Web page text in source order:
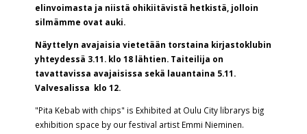
elinvoimasta ja niistä ohikiitävistä hetkistä, jolloin
silmämme ovat auki.
Näyttelyn avajaisia vietetään torstaina kirjastoklubin
yhteydessä 3.11. klo 18 lähtien. Taiteilija on
tavattavissa avajaisissa sekä lauantaina 5.11.
Valvesalissa klo 12.
"Pita Kebab with chips" is Exhibited at Oulu City librarys big
exhibition space by our festival artist Emmi Nieminen.